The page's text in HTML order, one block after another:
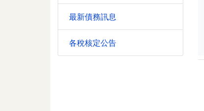
最新債務訊息
各稅核定公告